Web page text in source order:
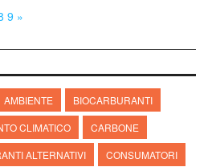
9 »
AMBIENTE
BIOCARBURANTI
CLIMATICO
CARBONE
ALTERNATIVI
CONSUMATORI